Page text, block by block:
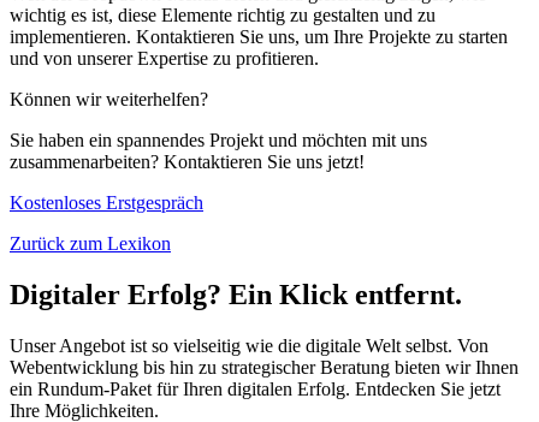
wichtig es ist, diese Elemente richtig zu gestalten und zu
implementieren. Kontaktieren Sie uns, um Ihre Projekte zu starten
und von unserer Expertise zu profitieren.
Können wir weiterhelfen?
Sie haben ein spannendes Projekt und möchten mit uns
zusammenarbeiten? Kontaktieren Sie uns jetzt!
Kostenloses Erstgespräch
Zurück zum Lexikon
Digitaler Erfolg? Ein Klick entfernt.
Unser Angebot ist so vielseitig wie die digitale Welt selbst. Von
Webentwicklung bis hin zu strategischer Beratung bieten wir Ihnen
ein Rundum-Paket für Ihren digitalen Erfolg. Entdecken Sie jetzt
Ihre Möglichkeiten.